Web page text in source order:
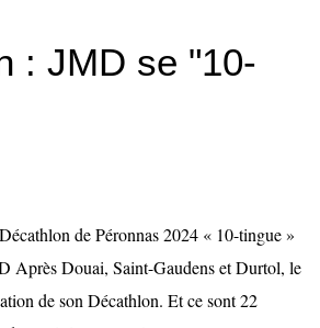
: JMD se "10-
de Péronnas 2024 « 10-tingue »
Après Douai, Saint-Gaudens et Durtol, le
de son Décathlon. Et ce sont 22